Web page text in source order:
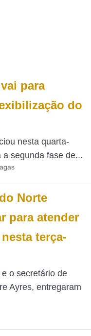
para
do
nesta quarta-
segunda fase de...
Norte
para atender
terça-
o secretário de
Ayres, entregaram